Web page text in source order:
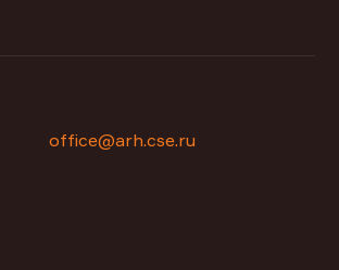
office@arh.cse.ru